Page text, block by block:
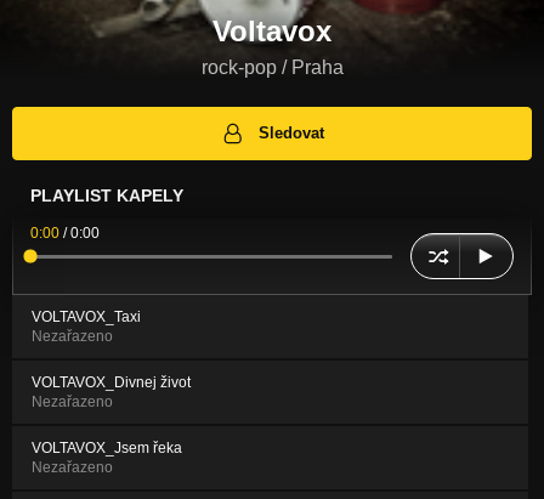
Voltavox
rock-pop / Praha
Sledovat
PLAYLIST KAPELY
0:00 /0:00
VOLTAVOX_Taxi
Nezařazeno
VOLTAVOX_Divnej život
Nezařazeno
VOLTAVOX_Jsem řeka
Nezařazeno